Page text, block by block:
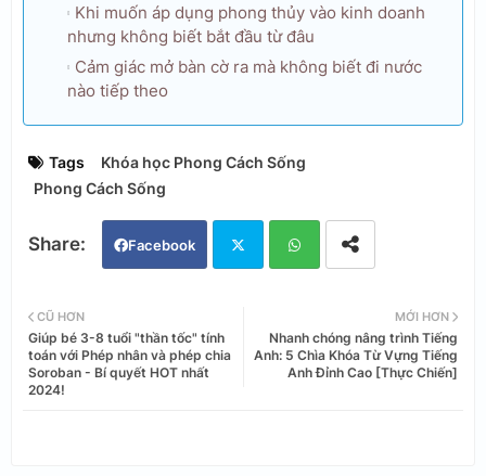
Khi muốn áp dụng phong thủy vào kinh doanh
nhưng không biết bắt đầu từ đâu
Cảm giác mở bàn cờ ra mà không biết đi nước
nào tiếp theo
Tags
Khóa học Phong Cách Sống
Phong Cách Sống
Facebook
ats
MỚI HƠN
Nhanh chóng nâng trình Tiếng
Anh: 5 Chìa Khóa Từ Vựng Tiếng
Anh Đỉnh Cao [Thực Chiến]
CŨ HƠN
Giúp bé 3-8 tuổi "thần tốc" tính
toán với Phép nhân và phép chia
Soroban - Bí quyết HOT nhất
2024!